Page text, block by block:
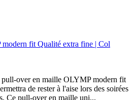
modern fit Qualité extra fine | Col
pull-over en maille OLYMP modern fit
de rester à l'aise lors des soirées
Ce pull-over en maille uni...